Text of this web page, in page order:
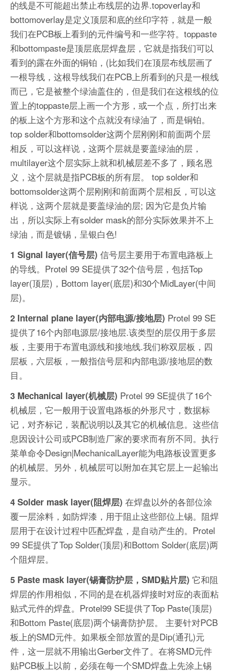
的线是不可能超出禁止布线层的边界.topoverlay和
bottomoverlay是定义顶层和底的丝印字符，就是一般
我们在PCB板上看到的元件编号和一些字符。toppaste
和bottompaste是顶层底层焊盘层，它就是指我们可以
看到的露在外面的铜铂，(比如我们在顶层布线层画了
一根导线，这根导线我们在PCB上所看到的只是一根线
而已，它是被整个绿油盖住的，但是我们在这根线的位
置上的toppaste层上画一个方形，或一个点，所打出来
的板上这个方形和这个点就没有绿油了，而是铜铂。
top solder和bottomsolder这两个层刚刚和前面两个层
相反，可以这样说，这两个层就是要盖绿油的层，
multilayer这个层实际上就和机械层差不多了，顾名恩
义，这个层就是指PCB板的所有层。 top solder和
bottomsolder这两个层刚刚和前面两个层相反，可以这
样说，这两个层就是要盖绿油的层; 因为它是负片输
出，所以实际上有solder mask的部分实际效果并不上
绿油，而是镀锡，呈银白色!
1 Signal layer(信号层) 信号层主要用于布置电路板上
的导线。Protel 99 SE提供了32个信号层，包括Top
layer(顶层)，Bottom layer(底层)和30个MidLayer(中间
层)。
2 Internal plane layer(内部电源/接地层) Protel 99 SE
提供了16个内部电源层/接地层.该类型的层仅用于多层
板，主要用于布置电源线和接地线.我们称双层板，四
层板，六层板，一般指信号层和内部电源/接地层的数
目。
3 Mechanical layer(机械层) Protel 99 SE提供了16个
机械层，它一般用于设置电路板的外形尺寸，数据标
记，对齐标记，装配说明以及其它的机械信息。这些信
息因设计公司或PCB制造厂家的要求而有所不同。执行
菜单命令Design|MechanicalLayer能为电路板设置更多
的机械层。另外，机械层可以附加在其它层上一起输出
显示。
4 Solder mask layer(阻焊层) 在焊盘以外的各部位涂
覆一层涂料，如防焊漆，用于阻止这些部位上锡。阻焊
层用于在设计过程中匹配焊盘，是自动产生的。Protel
99 SE提供了Top Solder(顶层)和Bottom Solder(底层)两
个阻焊层。
5 Paste mask layer(锡膏防护层，SMD贴片层) 它和阻
焊层的作用相似，不同的是在机器焊接时对应的表面粘
贴式元件的焊盘。Protel99 SE提供了Top Paste(顶层)
和Bottom Paste(底层)两个锡膏防护层。 主要针对PCB
板上的SMD元件。如果板全部放置的是Dip(通孔)元
件，这一层就不用输出Gerber文件了。在将SMD元件
贴PCB板上以前，必须在每一个SMD焊盘上先涂上锡